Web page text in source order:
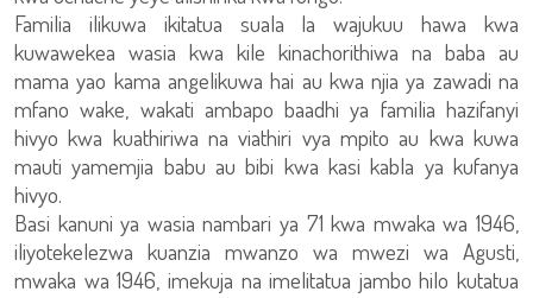
Familia ilikuwa ikitatua suala la wajukuu hawa kwa
kuwawekea wasia kwa kile kinachorithiwa na baba au
mama yao kama angelikuwa hai au kwa njia ya zawadi na
mfano wake, wakati ambapo baadhi ya familia hazifanyi
hivyo kwa kuathiriwa na viathiri vya mpito au kwa kuwa
mauti yamemjia babu au bibi kwa kasi kabla ya kufanya
hivyo.
Basi kanuni ya wasia nambari ya 71 kwa mwaka wa 1946,
iliyotekelezwa kuanzia mwanzo wa mwezi wa Agusti,
mwaka wa 1946, imekuja na imelitatua jambo hilo kutatua